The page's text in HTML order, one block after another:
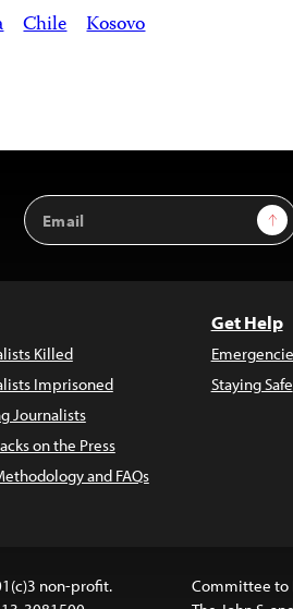
Chile Kosovo
Email
Address
Killed
Imprisoned
Journalists
on the Press
and FAQs
Get Help
Staying Safe
non-profit.
Committee to